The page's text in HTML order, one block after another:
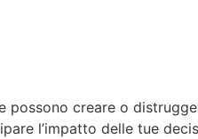
possono creare o
l’impatto delle tue